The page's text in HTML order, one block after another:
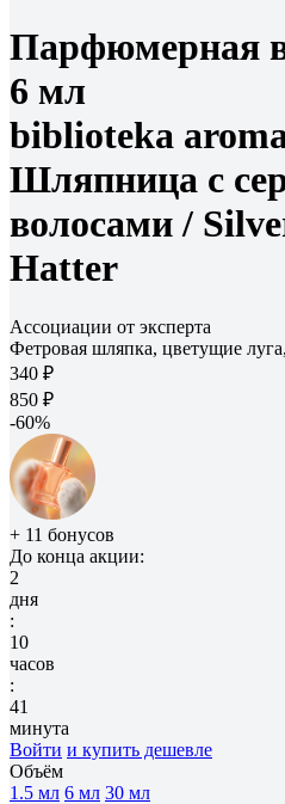
Парфюмерная
6 мл
biblioteka
Шляпница с
волосами /
Hatter
Ассоциации от эксперта
Фетровая шляпка, цветущие
340 ₽
850 ₽
-60%
+ 11 бонусов
До конца акции:
2
дня
:
10
часов
:
41
минута
Войти и купить дешевле
Объём
1.5 мл 6 мл 30 мл